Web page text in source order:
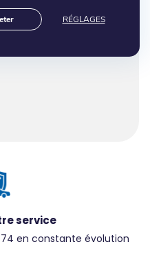
service
en constante évolution
RÉGLAGES